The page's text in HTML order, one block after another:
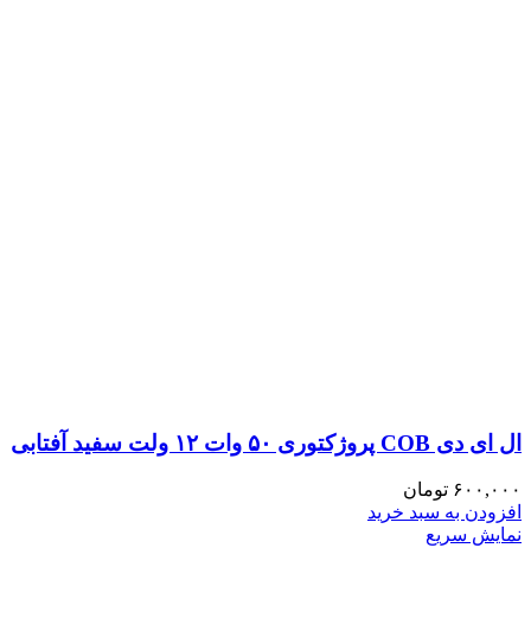
ال ای دی COB پروژکتوری ۵۰ وات ۱۲ ولت سفید آفتابی
۶۰۰,۰۰۰ تومان
افزودن به سبد خرید
نمایش سریع